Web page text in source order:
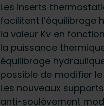
Les inserts
facilitent l’équilibrage
la valeur Kv en
la puissance
équilibrage
possible de modifier
Les nouveaux
anti-soulèvement